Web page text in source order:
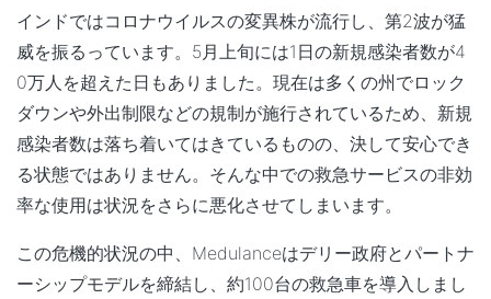
インドではコロナウイルスの変異株が流行し、第2波が猛
威を振るっています。5月上旬には1日の新規感染者数が4
0万人を超えた日もありました。現在は多くの州でロック
ダウンや外出制限などの規制が施行されているため、新規
感染者数は落ち着いてはきているものの、決して安心でき
る状態ではありません。そんな中での救急サービスの非効
率な使用は状況をさらに悪化させてしまいます。
この危機的状況の中、Medulanceはデリー政府とパートナ
ーシップモデルを締結し、約100台の救急車を導入しまし